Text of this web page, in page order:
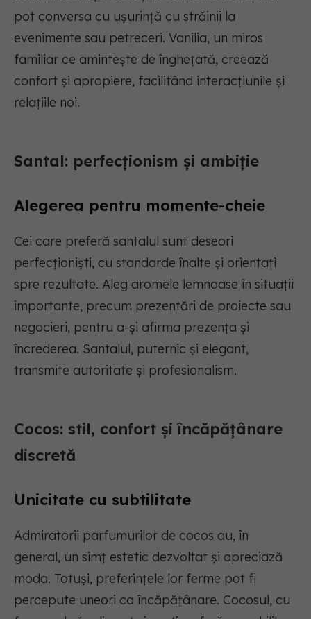
pot conversa cu ușurință cu străinii la
evenimente sau petreceri. Vanilia, un miros
familiar ce amintește de înghețată, creează
confort și apropiere, facilitând interacțiunile și
relațiile noi.
Santal: perfecționism și ambiție
Alegerea pentru momente-cheie
Cei care preferă santalul sunt deseori
perfecționiști, cu standarde înalte și orientați
spre rezultate. Aleg aromele lemnoase în situații
importante, precum prezentări de proiecte sau
negocieri, pentru a-și afirma prezența și
încrederea. Santalul, puternic și elegant,
transmite autoritate și profesionalism.
Cocos: stil, confort și încăpățânare
discretă
Unicitate cu subtilitate
Admiratorii parfumurilor de cocos au, în
general, un simț estetic dezvoltat și apreciază
moda. Totuși, preferințele lor ferme pot fi
percepute uneori ca încăpățânare. Cocosul, cu